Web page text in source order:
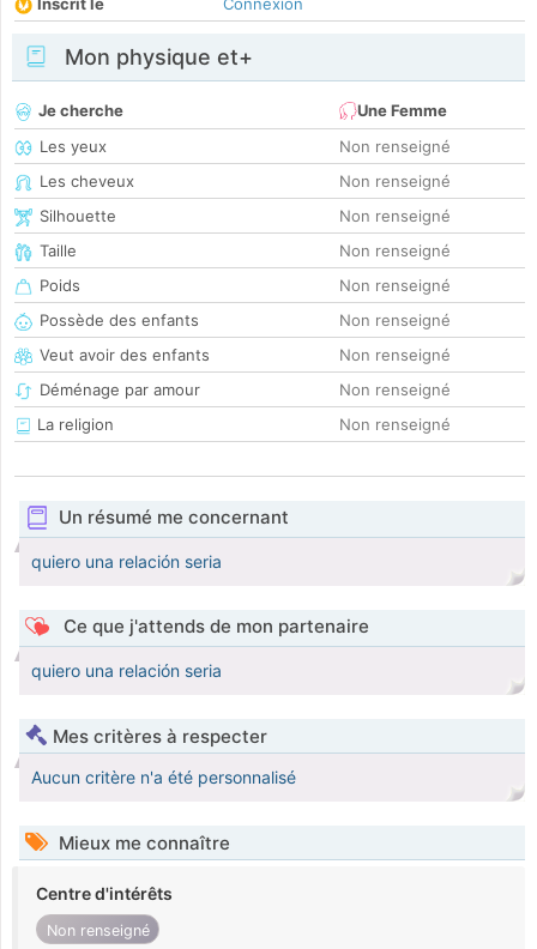
Mon physique et+
Je cherche
Une Femme
Les yeux
Non renseigné
Les cheveux
Non renseigné
Silhouette
Non renseigné
Taille
Non renseigné
Poids
Non renseigné
Possède des enfants
Non renseigné
Veut avoir des enfants
Non renseigné
Déménage par amour
Non renseigné
La religion
Non renseigné
Un résumé me concernant
quiero una relación seria
Ce que j'attends de mon partenaire
quiero una relación seria
Mes critères à respecter
Aucun critère n'a été personnalisé
Mieux me connaître
Centre d'intérêts
Non renseigné